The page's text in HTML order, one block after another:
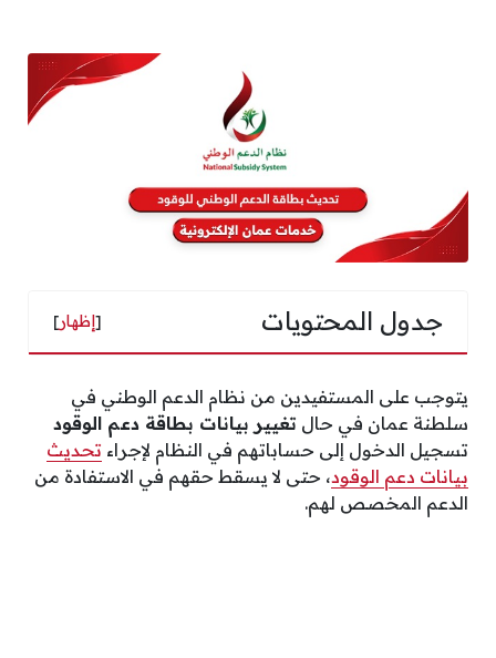
جدول المحتويات [إظهار]
يتوجب على المستفيدين من نظام الدعم الوطني في
سلطنة عمان في حال تغيير بيانات بطاقة دعم الوقود
تسجيل الدخول إلى حساباتهم في النظام لإجراء تحديث
بيانات دعم الوقود، حتى لا يسقط حقهم في الاستفادة من
الدعم المخصص لهم.